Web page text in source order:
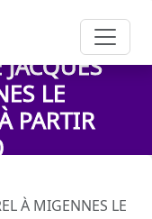
LE
PARTIR
À MIGENNES LE